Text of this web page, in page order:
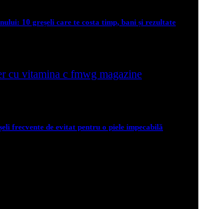
10 greșeli care te costa timp, bani și rezultate
frecvente de evitat pentru o piele impecabilă